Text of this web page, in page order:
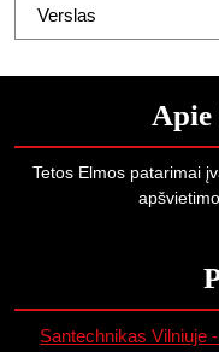
Verslas
Tetos Elmos patarimai
Santechnikas Vilniuje